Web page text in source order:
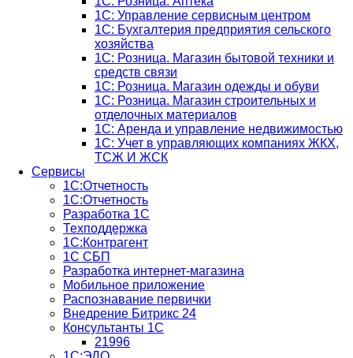
1С: Управление сервисным центром
1С: Бухгалтерия предприятия сельского
хозяйства
1С: Розница. Магазин бытовой техники и
средств связи
1С: Розница. Магазин одежды и обуви
1С: Розница. Магазин строительных и
отделочных материалов
1С: Аренда и управление недвижимостью
1C: Учет в управляющих компаниях ЖКХ,
ТСЖ И ЖСК
Сервисы
1С:Отчетность
1С:Отчетность
Разработка 1С
Техподдержка
1С:Контрагент
1С СБП
Разработка интернет-магазина
Мобильное приложение
Распознавание первички
Внедрение Битрикс 24
Консультанты 1С
21996